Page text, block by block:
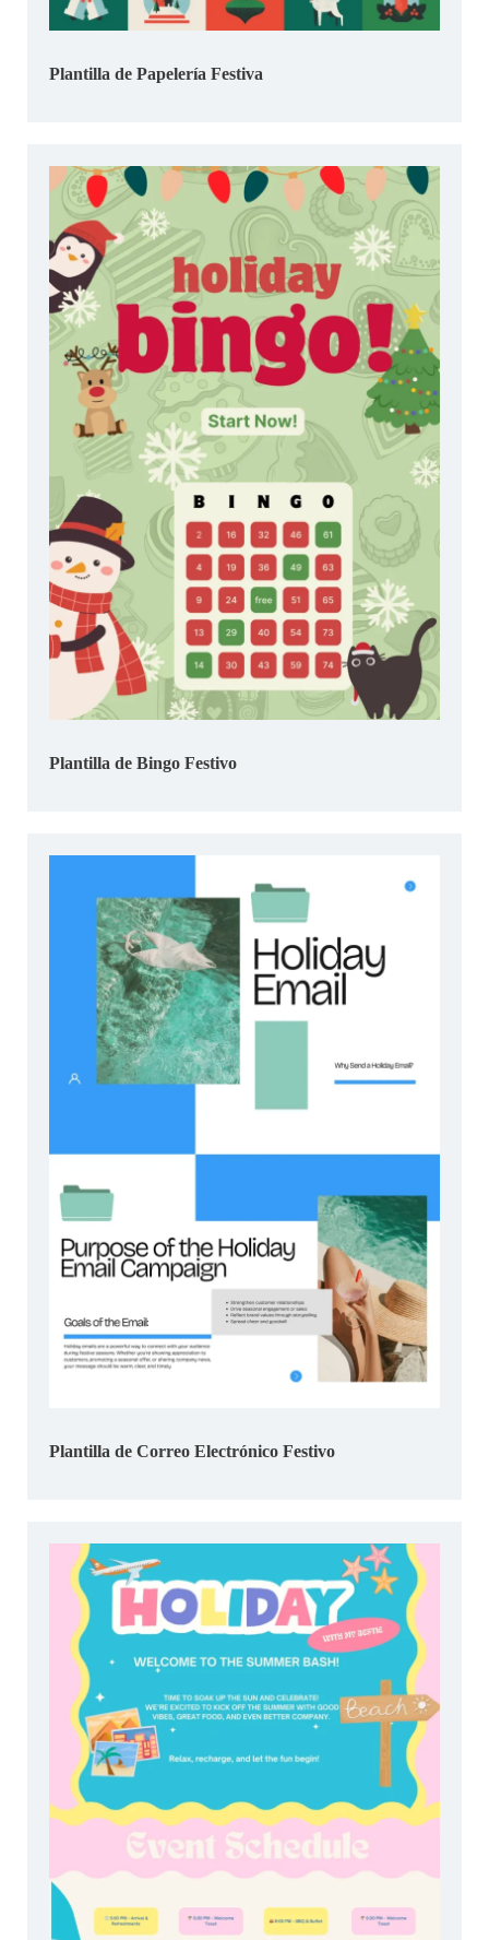
Plantilla de Papelería Festiva
Plantilla de Bingo Festivo
Plantilla de Correo Electrónico Festivo